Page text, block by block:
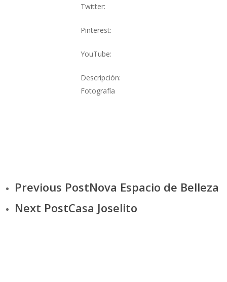
Twitter:
Pinterest:
YouTube:
Descripción:
Fotografía
Previous PostNova Espacio de Belleza
Next PostCasa Joselito